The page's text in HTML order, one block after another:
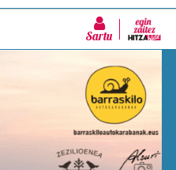
Sartu